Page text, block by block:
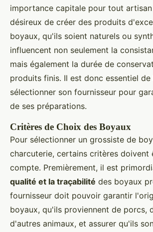
importance capitale pour tout
désireux de créer des produits
boyaux, qu'ils soient naturels ou
influencent non seulement la
mais également la durée de
produits finis. Il est donc essentiel de
sélectionner son fournisseur pour
de ses préparations.
Critères de Choix des Boyaux
Pour sélectionner un grossiste de
charcuterie, certains critères doivent
compte. Premièrement, il est
qualité et la traçabilité des boyaux
fournisseur doit pouvoir garantir
boyaux, qu'ils proviennent de porcs,
d'autres animaux, et assurer qu'ils